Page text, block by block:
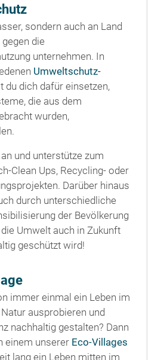
sondern auch an Land
die
unternehmen. In
Umweltschutz-
du dich dafür einsetzen,
die aus dem
wurden,
und unterstütze zum
Clean Ups, Recycling- oder
Darüber hinaus
durch unterschiedliche
der Bevölkerung
Umwelt auch in Zukunft
geschützt wird!
immer einmal ein Leben im
ausprobieren und
nachhaltig gestalten? Dann
einem unserer Eco-Villages
lang ein Leben mitten im